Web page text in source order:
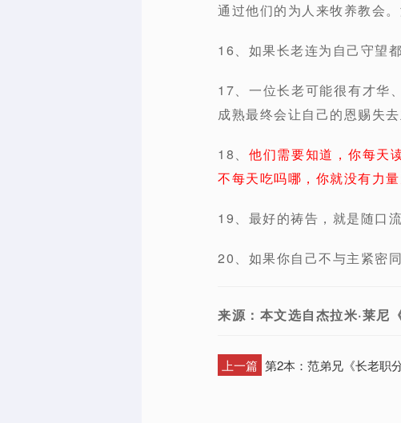
通过他们的为人来牧养教会
16、如果长老连为自己守望
17、一位长老可能很有才华
成熟最终会让自己的恩赐失
18、 他们需要知道，你每天
不每天吃吗哪，你就没有力
19、最好的祷告，就是随口
20、如果你自己不与主紧密
来源：本文选自杰拉米·莱尼
上一篇 第2本：范弟兄《长老职